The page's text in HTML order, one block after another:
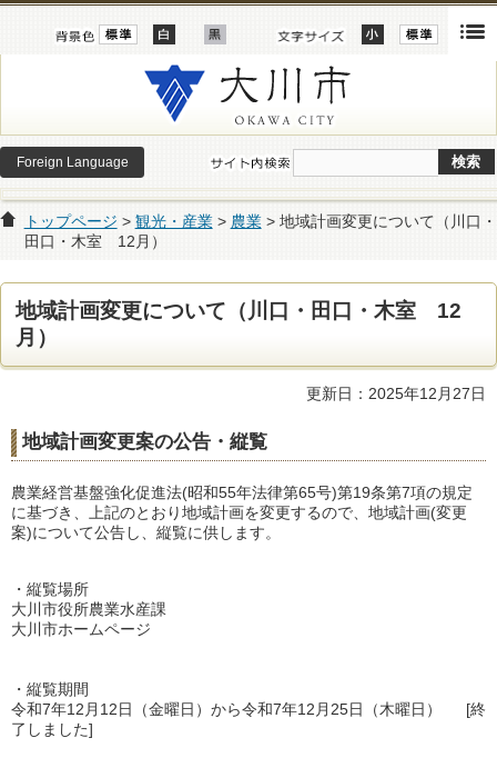
Foreign Language
トップページ > 観光・産業> 農業> 地域計画変更について（川口・
田口・木室 12月）
地域計画変更について（川口・田口・木室 12
月）
更新日：2025年12月27日
地域計画変更案の公告・縦覧
農業経営基盤強化促進法(昭和55年法律第65号)第19条第7項の規定
に基づき、上記のとおり地域計画を変更するので、 地域計画(変更
案)について公告し、縦覧に供します。
・縦覧場所
大川市役所農業水産課
大川市ホームページ
・縦覧期間
令和7年12月12日（金曜日）から令和7年12月25日（木曜日） [終
了しました]